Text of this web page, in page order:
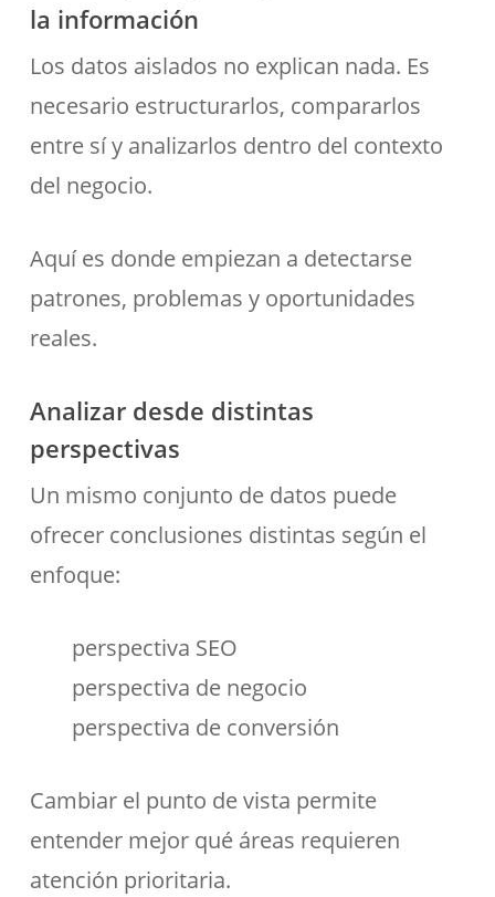
la información
Los datos aislados no explican nada. Es
necesario estructurarlos, compararlos
entre sí y analizarlos dentro del contexto
del negocio.
Aquí es donde empiezan a detectarse
patrones, problemas y oportunidades
reales.
Analizar desde distintas
perspectivas
Un mismo conjunto de datos puede
ofrecer conclusiones distintas según el
enfoque:
perspectiva SEO
perspectiva de negocio
perspectiva de conversión
Cambiar el punto de vista permite
entender mejor qué áreas requieren
atención prioritaria.